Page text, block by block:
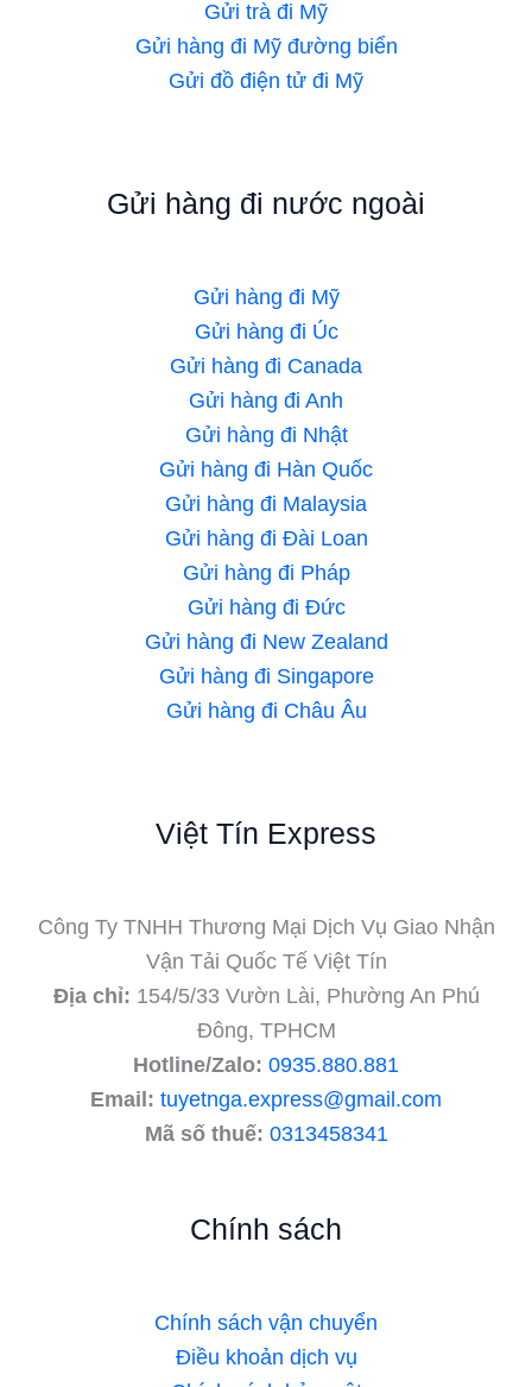
Gửi trà đi Mỹ
Gửi hàng đi Mỹ đường biển
Gửi đồ điện tử đi Mỹ
Gửi hàng đi nước ngoài
Gửi hàng đi Mỹ
Gửi hàng đi Úc
Gửi hàng đi Canada
Gửi hàng đi Anh
Gửi hàng đi Nhật
Gửi hàng đi Hàn Quốc
Gửi hàng đi Malaysia
Gửi hàng đi Đài Loan
Gửi hàng đi Pháp
Gửi hàng đi Đức
Gửi hàng đi New Zealand
Gửi hàng đi Singapore
Gửi hàng đi Châu Âu
Việt Tín Express
Công Ty TNHH Thương Mại Dịch Vụ Giao Nhận
Vận Tải Quốc Tế Việt Tín
Địa chỉ: 154/5/33 Vườn Lài, Phường An Phú
Đông, TPHCM
Hotline/Zalo: 0935.880.881
Email: tuyetnga.express@gmail.com
Mã số thuế: 0313458341
Chính sách
Chính sách vận chuyển
Điều khoản dịch vụ